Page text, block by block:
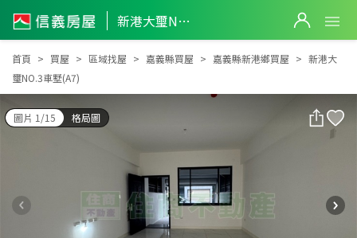
新港大璽NO.3車墅(A7)
新港大璽NO.3車墅(A7)
首頁 買屋 區域找屋 嘉義縣買屋 嘉義縣新港鄉買屋
新港大
璽NO.3車墅(A7)
圖片 1/15 格局圖